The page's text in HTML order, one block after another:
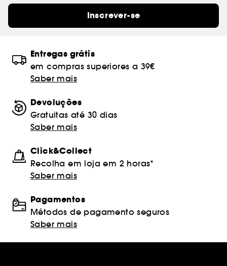
Inscrever-se
Entregas grátis
em compras superiores a 39€
Saber mais
Devoluções
Gratuitas até 30 dias
Saber mais
Click&Collect
Recolha em loja em 2 horas*
Saber mais
Pagamentos
Métodos de pagamento seguros
Saber mais